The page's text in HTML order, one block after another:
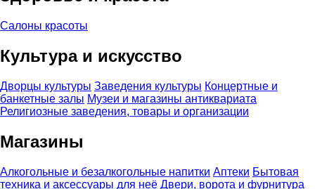
Салоны красоты
Культура и искусство
Дворцы культуры Заведения культуры Концертные и
банкетные залы Музеи и магазины антиквариата
Религиозные заведения, товары и организации
Магазины
Алкогольные и безалкогольные напитки Аптеки Бытовая
техника и аксессуары для неё Двери, ворота и фурнитура